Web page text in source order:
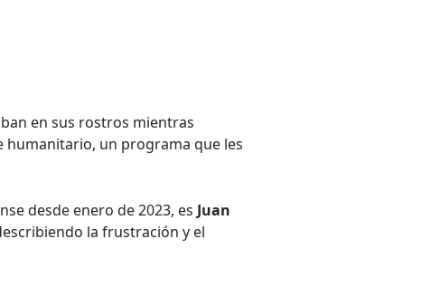
en sus rostros mientras
humanitario, un programa que les
desde enero de 2023, es Juan
la frustración y el